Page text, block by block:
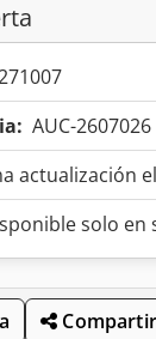
AUC-2607026
actualización
solo en
Compartir